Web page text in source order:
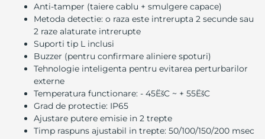
Anti-tamper (taiere cablu + smulgere capace)
Metoda detectie: o raza este intrerupta 2 secunde sau
2 raze alaturate intrerupte
Suporti tip L inclusi
Buzzer (pentru confirmare aliniere spoturi)
Tehnologie inteligenta pentru evitarea perturbarilor
externe
Temperatura functionare: - 45ËšC ~ + 55ËšC
Grad de protectie: IP65
Ajustare putere emisie in 2 trepte
Timp raspuns ajustabil in trepte: 50/100/150/200 msec